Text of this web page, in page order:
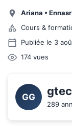
Ariana • Ennasr
Cours &
Publiée le 3
174 vues
GG
289